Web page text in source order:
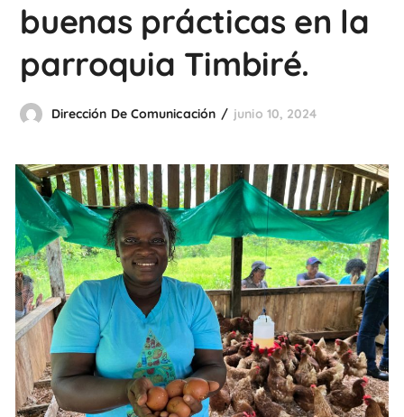
buenas prácticas en la
parroquia Timbiré.
Dirección De Comunicación junio 10, 2024